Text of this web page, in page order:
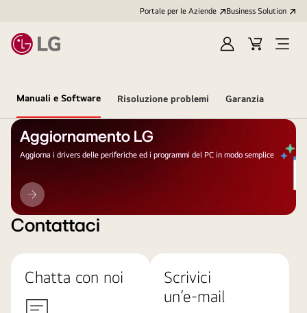
Portale per le Aziende Business Solution
AccediCart
Open
Manuali e Software Risoluzione problemi Garanzia
Aggiornamento LG
Aggiorna i drivers delle periferiche ed i programmi del PC in modo semplice
Aggiornamento
LG
Contattaci
Chatta con noi
Scrivici
un’e-mail